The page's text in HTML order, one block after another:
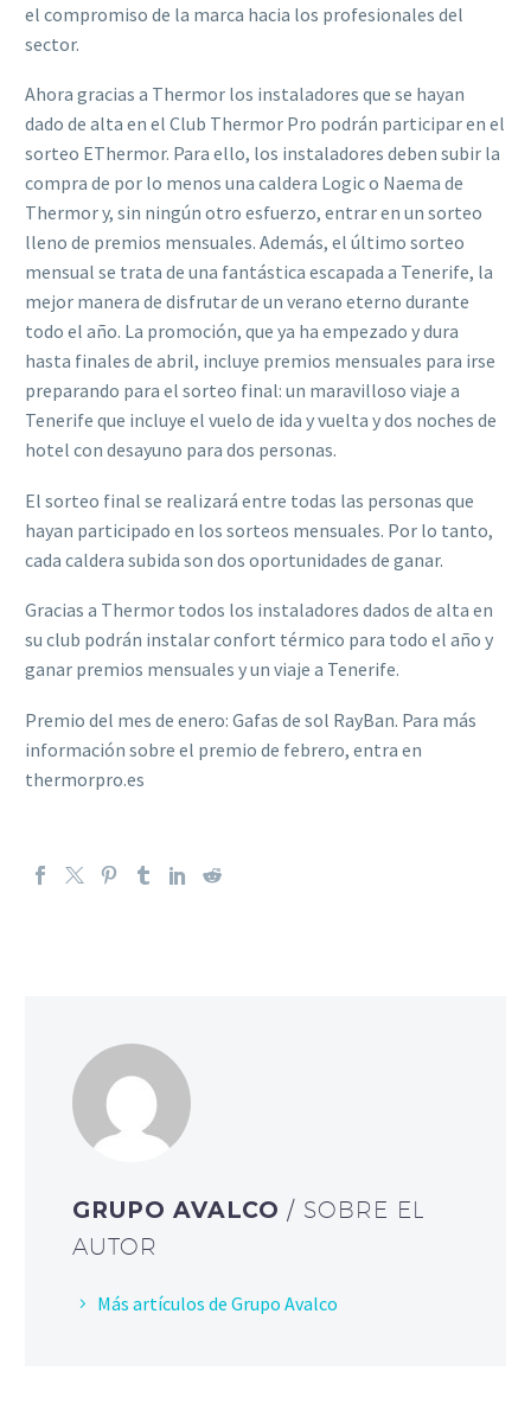
el compromiso de la marca hacia los profesionales del
sector.
Ahora gracias a Thermor los instaladores que se hayan
dado de alta en el Club Thermor Pro podrán participar en el
sorteo EThermor. Para ello, los instaladores deben subir la
compra de por lo menos una caldera Logic o Naema de
Thermor y, sin ningún otro esfuerzo, entrar en un sorteo
lleno de premios mensuales. Además, el último sorteo
mensual se trata de una fantástica escapada a Tenerife, la
mejor manera de disfrutar de un verano eterno durante
todo el año. La promoción, que ya ha empezado y dura
hasta finales de abril, incluye premios mensuales para irse
preparando para el sorteo final: un maravilloso viaje a
Tenerife que incluye el vuelo de ida y vuelta y dos noches de
hotel con desayuno para dos personas.
El sorteo final se realizará entre todas las personas que
hayan participado en los sorteos mensuales. Por lo tanto,
cada caldera subida son dos oportunidades de ganar.
Gracias a Thermor todos los instaladores dados de alta en
su club podrán instalar confort térmico para todo el año y
ganar premios mensuales y un viaje a Tenerife.
Premio del mes de enero: Gafas de sol RayBan. Para más
información sobre el premio de febrero, entra en
thermorpro.es
GRUPO AVALCO/ SOBRE EL
AUTOR
Más artículos de Grupo Avalco